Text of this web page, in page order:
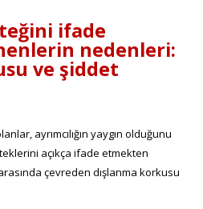
ifade
nedenleri:
ve şiddet
ayrımcılığın yaygın olduğunu
açıkça ifade etmekten
çevreden dışlanma korkusu